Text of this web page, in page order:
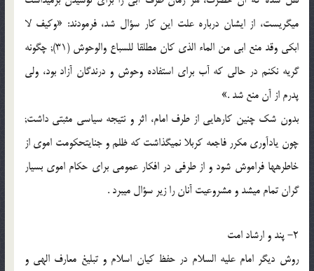
می‏گریست، از ایشان درباره علت این کار سؤال شد، فرمودند: «وکیف لا
ابکی وقد منع ابی من الماء الذی کان مطلقا للسباع والوحوش (31); چگونه
گریه نکنم در حالی که آب برای استفاده وحوش و درندگان آزاد بود، ولی
پدرم از آن منع شد .»
بدون شک چنین کارهایی از طرف امام، اثر و نتیجه سیاسی مثبتی داشت;
چون یادآوری مکرر فاجعه کربلا نمی‏گذاشت که ظلم و جنایت‏حکومت اموی از
خاطره‏ها فراموش شود و از طرفی در افکار عمومی برای حکام اموی بسیار
گران تمام می‏شد و مشروعیت آنان را زیر سؤال می‏برد .
2- پند و ارشاد امت
روش دیگر امام علیه السلام در حفظ کیان اسلام و تبلیغ معارف الهی و